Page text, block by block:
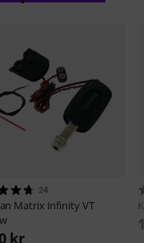
24
Matrix Infinity VT
kr